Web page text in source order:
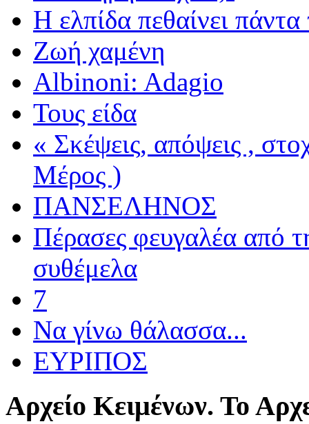
Η ελπίδα πεθαίνει πάντα
Ζωή χαμένη
Albinoni: Adagio
Τους είδα
« Σκέψεις, απόψεις ,
Μέρος )
ΠΑΝΣΕΛΗΝΟΣ
Πέρασες φευγαλέα από
συθέμελα
7
Να γίνω θάλασσα...
ΕΥΡΙΠΟΣ
Αρχείο Κειμένων. Το